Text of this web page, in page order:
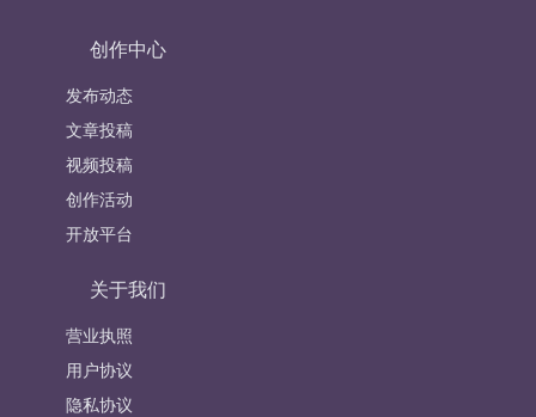
创作中心
发布动态
文章投稿
视频投稿
创作活动
开放平台
关于我们
营业执照
用户协议
隐私协议